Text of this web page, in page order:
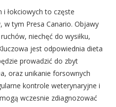
łokciowych to częste
w tym Presa Canario. Objawy
niechęć do wysiłku,
jest odpowiednia dieta
prowadzić do zbyt
oraz unikanie forsownych
kontrole weterynaryjne i
wczesnie zdiagnozować